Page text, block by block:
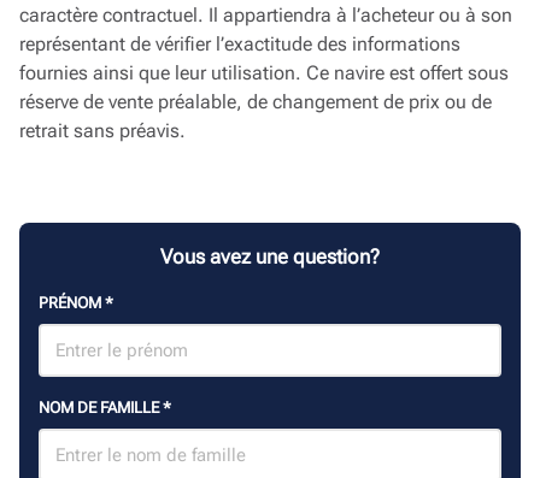
caractère contractuel. Il appartiendra à l’acheteur ou à son
représentant de vérifier l’exactitude des informations
fournies ainsi que leur utilisation. Ce navire est offert sous
réserve de vente préalable, de changement de prix ou de
retrait sans préavis.
Vous avez une question?
PRÉNOM *
NOM DE FAMILLE*